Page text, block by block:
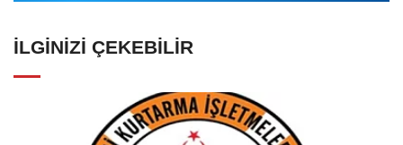
İLGINIZI ÇEKEBILIR